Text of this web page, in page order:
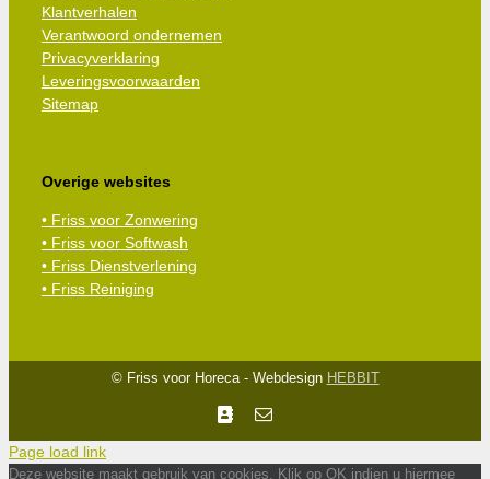
Klantverhalen
Verantwoord ondernemen
Privacyverklaring
Leveringsvoorwaarden
Sitemap
Overige websites
• Friss voor Zonwering
• Friss voor Softwash
• Friss Dienstverlening
• Friss Reiniging
© Friss voor Horeca - Webdesign HEBBIT
Facebook
E-
Page load link
Deze website maakt gebruik van cookies. Klik op OK indien u hiermee